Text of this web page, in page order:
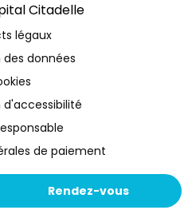
Rendez-vous
Citadelle
légaux
données
de paiement